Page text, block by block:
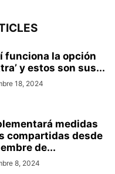
funciona la opción
y estos son sus...
18, 2024
medidas
compartidas desde
de...
8, 2024